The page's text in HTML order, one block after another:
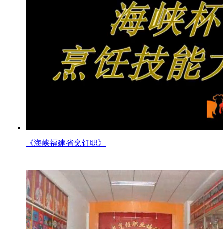
《海峡福建省烹饪职》